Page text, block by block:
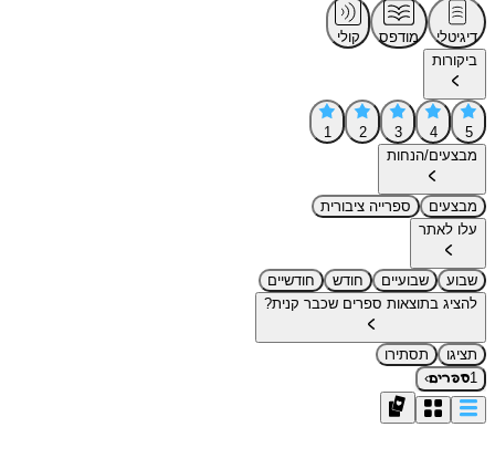
דיגיטלי מודפס
קולי
ביקורות
5
4
3
2
1
מבצעים/הנחות
מבצעים
ספרייה ציבורית
עלו לאתר
שבוע שבועיים חודש
חודשיים
להציג בתוצאות ספרים שכבר קנית?
תציגו
תסתירו
1ספרים›